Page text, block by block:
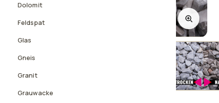
Dolomit
Feldspat
Glas
Gneis
Granit
Grauwacke